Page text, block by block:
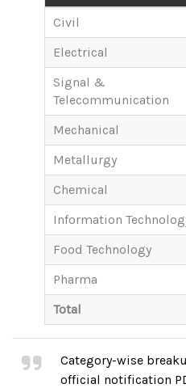
Civil
Electrical
Signal &
Telecommunication
Mechanical
Metallurgy
Chemical
Information
Food Technology
Pharma
Total
Category-wise
official notification